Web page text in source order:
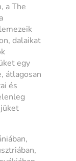
a The
dalaikat
egy
átlagosan
és